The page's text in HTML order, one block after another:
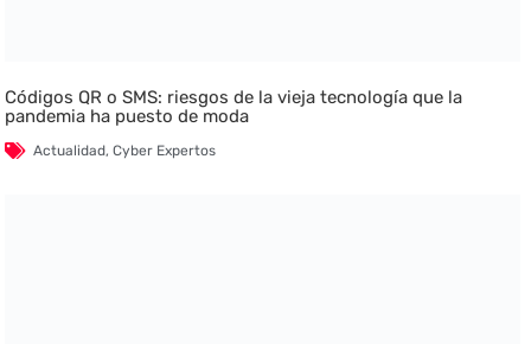
Códigos QR o SMS: riesgos de la vieja tecnología que la
pandemia ha puesto de moda
Actualidad,Cyber Expertos